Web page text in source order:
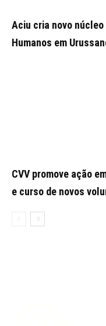
Aciu cria novo
Humanos em
CVV promove ação
e curso de novos